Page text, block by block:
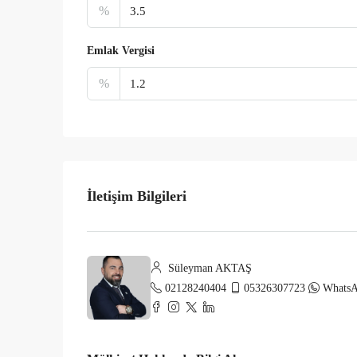
%
Emlak Vergisi
%
İletişim Bilgileri
Süleyman AKTAŞ
02128240404
05326307723